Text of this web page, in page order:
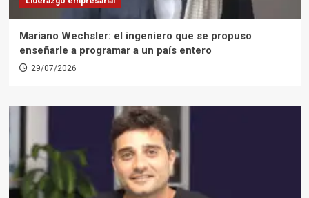
Mariano Wechsler: el ingeniero que se propuso
enseñarle a programar a un país entero
29/07/2026